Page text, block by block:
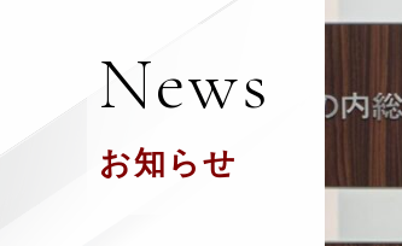
News
お知らせ